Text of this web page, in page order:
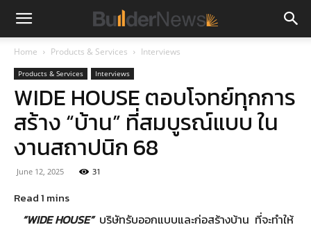
Home Products & Services Interviews
Products & Services Interviews
WIDE HOUSE ตอบโจทย์ทุกการ
สร้าง “บ้าน” ที่สมบูรณ์แบบ ใน
งานสถาปนิก 68
June 12, 2025 31
“WIDE HOUSE” บริษัทรับออกแบบและก่อสร้างบ้าน ที่จะทำให้